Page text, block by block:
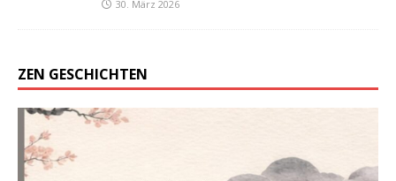
30. März 2026
ZEN GESCHICHTEN